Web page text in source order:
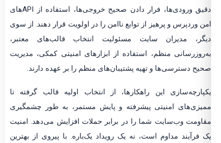
دقیق ورودی‌ها، فرار دادن صحیح خروجی‌ها، استفاده از APIهای
امن وردپرس و پرهیز از توابع ناامن را در اولویت قرار دهند. از سوی
دیگر، مدیران سایت مسئولیت انتخاب قالب‌های معتبر،
به‌روزرسانی منظم، استفاده از ابزارهای امنیتی کمکی، مدیریت
صحیح دسترسی‌ها و تهیه پشتیبان‌های منظم را بر عهده دارند.
یکپارچه‌سازی این راهکارها، از انتخاب اولیه قالب گرفته تا
ممیزی‌های امنیتی پیشرفته و پایش مستمر، به طور چشمگیری
مقاومت وب‌سایت شما را در برابر حملات افزایش می‌دهد. امنیت
یک فرآیند مداوم است، نه یک رویداد یک‌باره. با پیروی از بهترین